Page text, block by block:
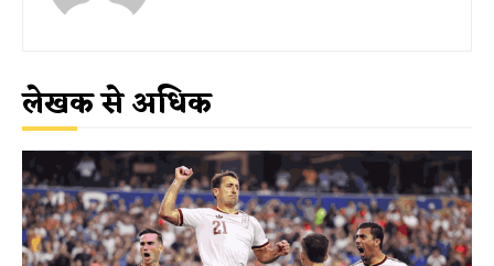
लेखक से अधिक